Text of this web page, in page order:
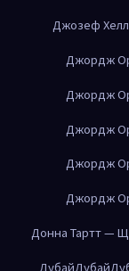
Джозеф
Джордж
Джордж
Джордж
Джордж
Джордж
Донна Тартт —
ДубайДубай